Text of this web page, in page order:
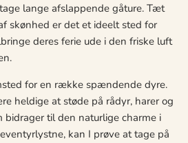
lange afslappende gåture. Tæt
skønhed er det et ideelt sted for
deres ferie ude i den friske luft
for en række spændende dyre.
heldige at støde på rådyr, harer og
bidrager til den naturlige charme i
kan I prøve at tage på